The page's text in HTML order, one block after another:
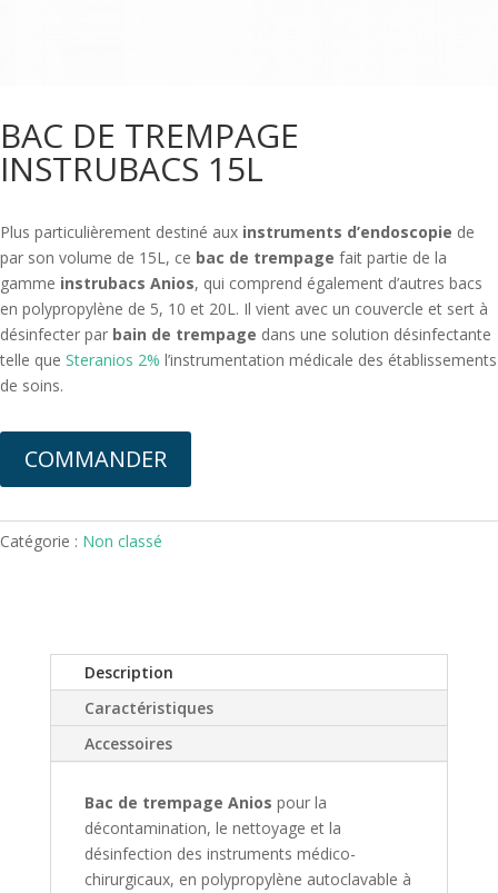
BAC DE TREMPAGE
INSTRUBACS 15L
Plus particulièrement destiné aux instruments d’endoscopie de
par son volume de 15L, ce bac de trempage fait partie de la
gamme instrubacs Anios, qui comprend également d’autres bacs
en polypropylène de 5, 10 et 20L. Il vient avec un couvercle et sert à
désinfecter par bain de trempage dans une solution désinfectante
telle que Steranios 2% l’instrumentation médicale des établissements
de soins.
COMMANDER
Catégorie : Non classé
Description
Caractéristiques
Accessoires
Bac de trempage Anios pour la
décontamination, le nettoyage et la
désinfection des instruments médico-
chirurgicaux, en polypropylène autoclavable à